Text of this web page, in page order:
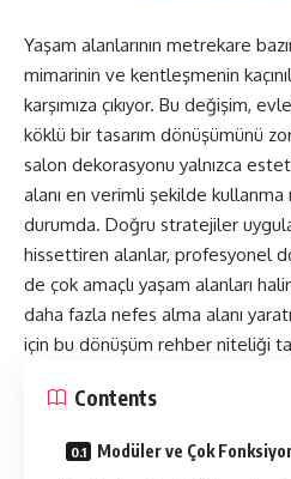
Yaşam alanlarının metrekare
mimarinin ve kentleşmenin
karşımıza çıkıyor. Bu değişim,
köklü bir tasarım dönüşümünü
salon dekorasyonu yalnızca
alanı en verimli şekilde
durumda. Doğru stratejiler
hissettiren alanlar, profesyonel
de çok amaçlı yaşam alanları
daha fazla nefes alma alanı
için bu dönüşüm rehber niteliği
Contents
Modüler ve Çok